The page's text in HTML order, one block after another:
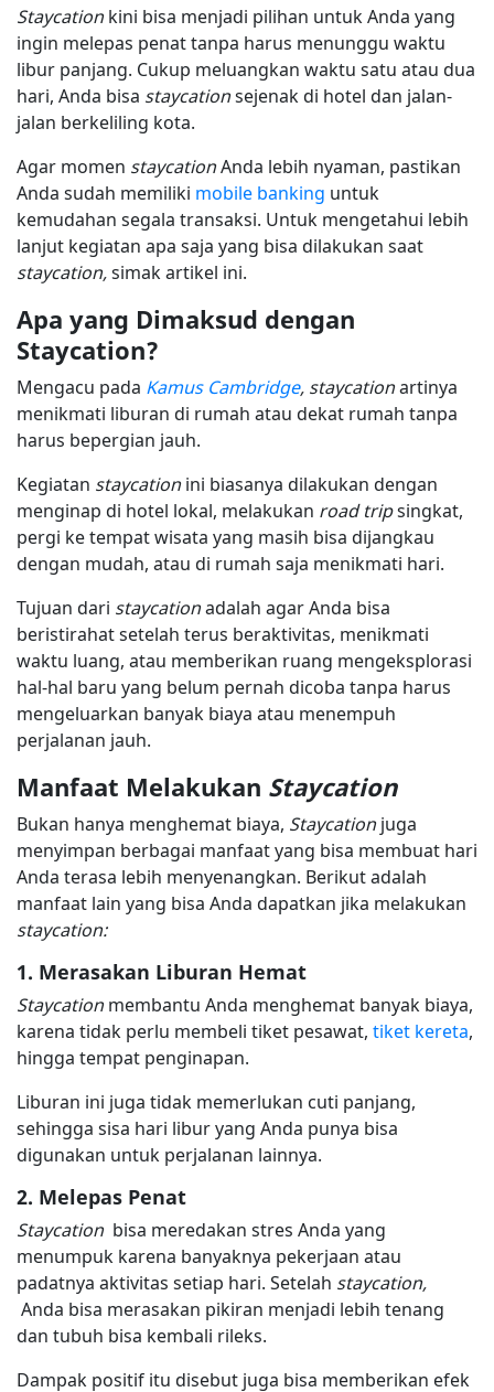
Staycationkini bisa menjadi pilihan untuk Anda yang
ingin melepas penat tanpa harus menunggu waktu
libur panjang. Cukup meluangkan waktu satu atau dua
hari, Anda bisa staycationsejenak di hotel dan jalan-
jalan berkeliling kota.
Agar momen staycationAnda lebih nyaman, pastikan
Anda sudah memiliki mobile banking untuk
kemudahan segala transaksi. Untuk mengetahui lebih
lanjut kegiatan apa saja yang bisa dilakukan saat
staycation,simak artikel ini.
Apa yang Dimaksud dengan
Staycation?
Mengacu pada Kamus Cambridge, staycationartinya
menikmati liburan di rumah atau dekat rumah tanpa
harus bepergian jauh.
Kegiatan staycationini biasanya dilakukan dengan
menginap di hotel lokal, melakukan road tripsingkat,
pergi ke tempat wisata yang masih bisa dijangkau
dengan mudah, atau di rumah saja menikmati hari.
Tujuan dari staycationadalah agar Anda bisa
beristirahat setelah terus beraktivitas, menikmati
waktu luang, atau memberikan ruang mengeksplorasi
hal-hal baru yang belum pernah dicoba tanpa harus
mengeluarkan banyak biaya atau menempuh
perjalanan jauh.
Manfaat Melakukan Staycation
Bukan hanya menghemat biaya, Staycationjuga
menyimpan berbagai manfaat yang bisa membuat hari
Anda terasa lebih menyenangkan. Berikut adalah
manfaat lain yang bisa Anda dapatkan jika melakukan
staycation:
1. Merasakan Liburan Hemat
Staycationmembantu Anda menghemat banyak biaya,
karena tidak perlu membeli tiket pesawat, tiket kereta,
hingga tempat penginapan.
Liburan ini juga tidak memerlukan cuti panjang,
sehingga sisa hari libur yang Anda punya bisa
digunakan untuk perjalanan lainnya.
2. Melepas Penat
Staycation bisa meredakan stres Anda yang
menumpuk karena banyaknya pekerjaan atau
padatnya aktivitas setiap hari. Setelah staycation,
Anda bisa merasakan pikiran menjadi lebih tenang
dan tubuh bisa kembali rileks.
Dampak positif itu disebut juga bisa memberikan efek